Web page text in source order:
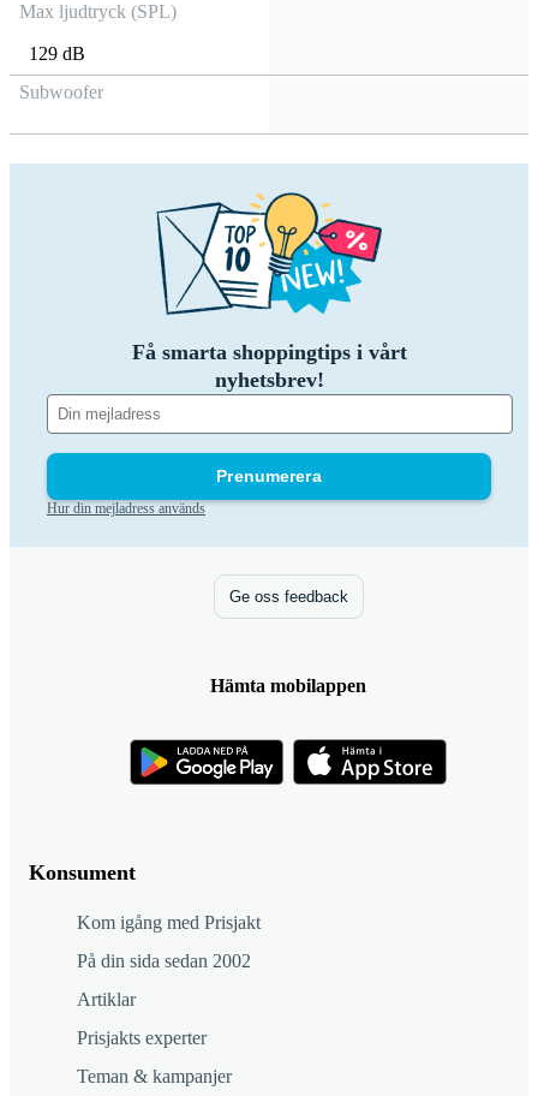
Max ljudtryck (SPL)
129 dB
Subwoofer
Få smarta shoppingtips i vårt
nyhetsbrev!
Prenumerera
Hur din mejladress används
Konsument
Kom igång med Prisjakt
På din sida sedan 2002
Artiklar
Prisjakts experter
Teman & kampanjer
Ge oss feedback
Hämta mobilappen